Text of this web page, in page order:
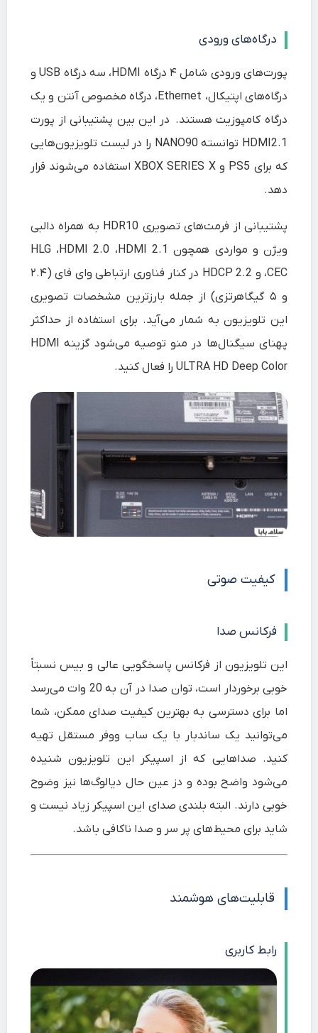
درگاه‌های ورودی
پورت‌های ورودی شامل ۴ درگاه HDMI، سه درگاه USB و
درگاه‌های اپتیکال، Ethernet، درگاه مخصوص آنتن و یک
درگاه کامپوزیت هستند. در این بین پشتیبانی از پورت
HDMI2.1 توانسته NANO90 را در لیست تلویزیون‌هایی
که برای PS5 و XBOX SERIES X استفاده می‌شوند قرار
دهد.
پشتیبانی از فرمت‌های تصویری HDR10 به همراه دالبی
ویژن و مواردی همچون HLG ،HDMI 2.0 ،HDMI 2.1
،CEC و HDCP 2.2 در کنار فناوری ارتباطی وای فای (۲.۴
و ۵ گیگاهرتزی) از جمله بارزترین مشخصات تصویری
این تلویزیون به شمار می‌آید. برای استفاده از حداکثر
پهنای سیگنال‌ها در منو توصیه ‌می‌شود گزینه HDMI
ULTRA HD Deep Color را فعال کنید.
کیفیت صوتی
فرکانس صدا
این تلویزیون از فرکانس پاسخگویی عالی و بیس نسبتاً
خوبی برخوردار است، توان صدا در آن به 20 وات می‌رسد
اما برای دسترسی به بهترین کیفیت صدای ممکن، شما
می‌توانید یک ساندبار با یک ساب ووفر مستقل تهیه
کنید. صداهایی که از اسپیکر این تلویزیون شنیده
می‌شود واضح بوده و دز عین حال دیالوگ‌ها نیز وضوح
خوبی دارند. البته بلندی صدای این اسپیکر زیاد نیست و
شاید برای محیط‌های پر سر و صدا ناکافی باشد.
قابلیت‌های هوشمند
رابط کاربری